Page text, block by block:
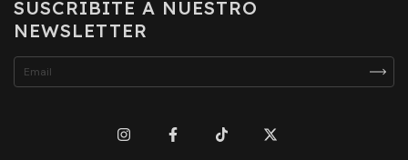
SUSCRIBITE A NUESTRO
NEWSLETTER